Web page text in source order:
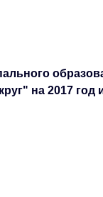
на 2017 год